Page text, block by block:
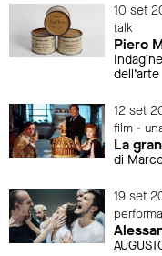
10 set
talk
Piero
dell’arte
12 set
film -
La
di
19 set